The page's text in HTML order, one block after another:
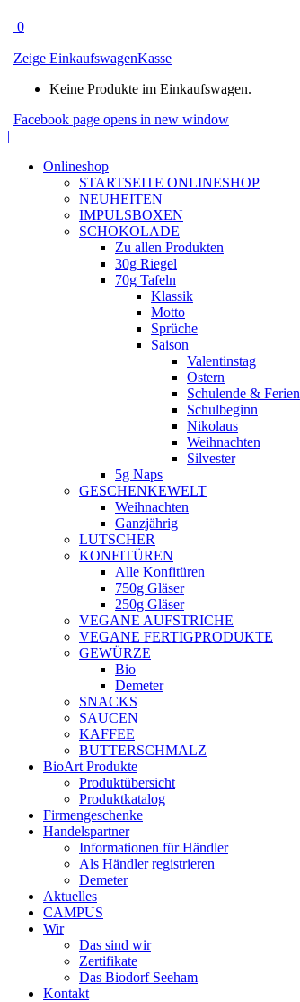
0
Zeige EinkaufswagenKasse
Keine Produkte im Einkaufswagen.
Facebook page opens in new window
|
Onlineshop
STARTSEITE ONLINESHOP
NEUHEITEN
IMPULSBOXEN
SCHOKOLADE
Zu allen Produkten
30g Riegel
70g Tafeln
Klassik
Motto
Sprüche
Saison
Valentinstag
Ostern
Schulende & Ferien
Schulbeginn
Nikolaus
Weihnachten
Silvester
5g Naps
GESCHENKEWELT
Weihnachten
Ganzjährig
LUTSCHER
KONFITÜREN
Alle Konfitüren
750g Gläser
250g Gläser
VEGANE AUFSTRICHE
VEGANE FERTIGPRODUKTE
GEWÜRZE
Bio
Demeter
SNACKS
SAUCEN
KAFFEE
BUTTERSCHMALZ
BioArt Produkte
Produktübersicht
Produktkatalog
Firmengeschenke
Handelspartner
Informationen für Händler
Als Händler registrieren
Demeter
Aktuelles
CAMPUS
Wir
Das sind wir
Zertifikate
Das Biodorf Seeham
Kontakt